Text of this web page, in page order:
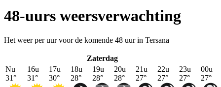
48-uurs weersverwachting
Het weer per uur voor de komende 48 uur in Tersana
Zaterdag
Nu
31°
16u
31°
17u
30°
18u
28°
19u
28°
20u
28°
21u
27°
22u
27°
23u
27°
00u
27°